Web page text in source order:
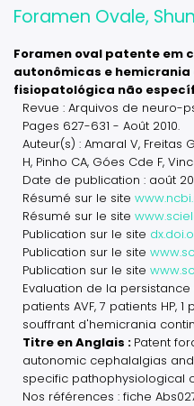
Foramen Ovale,
Foramen oval patente em
autonômicas e
fisiopatológica não
Revue : Arquivos de neuro-
Pages 627-631 - Août 2010.
Auteur(s) : Amaral V, Freitas
H, Pinho CA, Góes Cde F,
Date de publication : août
Résumé sur le site
Résumé sur le site
Publication sur le site
Publication sur le site
Publication sur le site
Evaluation de la
patients AVF, 7 patients HP,
souffrant d'hemicrania
Titre en Anglais : Patent
autonomic cephalalgias
specific pathophysiological
Nos références : fiche